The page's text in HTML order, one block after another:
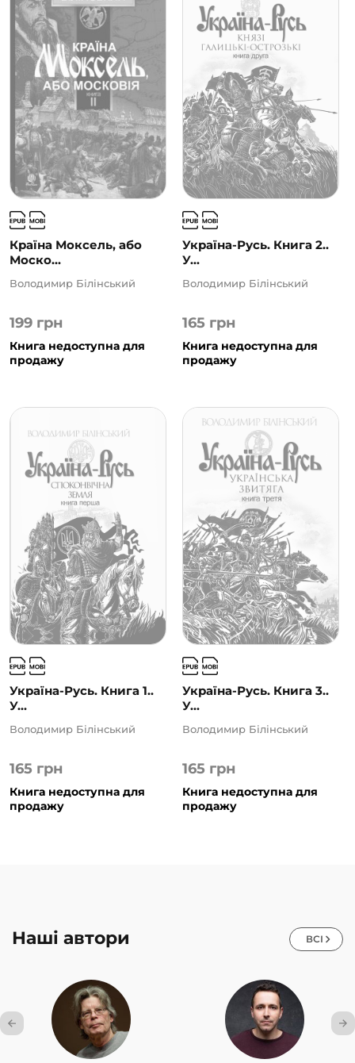
Всі три томи бестселера
«Країна Моксель, або
Московія»Володимира Білінського можна
придбати на нашому сайті.
Країна Моксель, або
Моско...
199 грн
Володимир Білінський
Книга недоступна для
продажу
Україна-Русь. Книга 2..
У...
165 грн
Володимир Білінський
Книга недоступна для
продажу
Україна-Русь. Книга 1..
У...
165 грн
Володимир Білінський
Книга недоступна для
продажу
Україна-Русь. Книга 3..
У...
165 грн
Володимир Білінський
Книга недоступна для
продажу
Наші автори ВСІ